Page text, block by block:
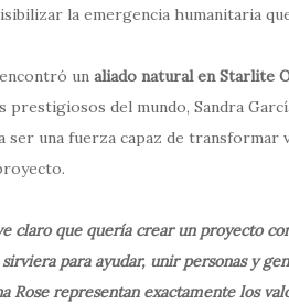
la emergencia humanitaria
un aliado natural en Starlite
prestigiosos del mundo, Sandra
ser una fuerza capaz de transformar
claro que quería crear un proyecto
para ayudar, unir personas y
Rose representan exactamente los